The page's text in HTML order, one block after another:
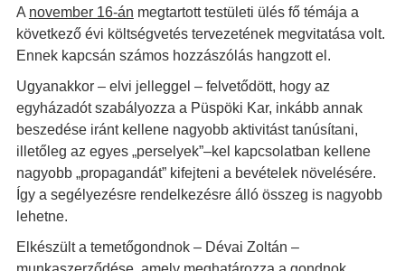
A november 16-án megtartott testületi ülés fő témája a
következő évi költségvetés tervezetének megvitatása volt.
Ennek kapcsán számos hozzászólás hangzott el.
Ugyanakkor – elvi jelleggel – felvetődött, hogy az
egyházadót szabályozza a Püspöki Kar, inkább annak
beszedése iránt kellene nagyobb aktivitást tanúsítani,
illetőleg az egyes „perselyek”–kel kapcsolatban kellene
nagyobb „propagandát” kifejteni a bevételek növelésére.
Így a segélyezésre rendelkezésre álló összeg is nagyobb
lehetne.
Elkészült a temetőgondnok – Dévai Zoltán –